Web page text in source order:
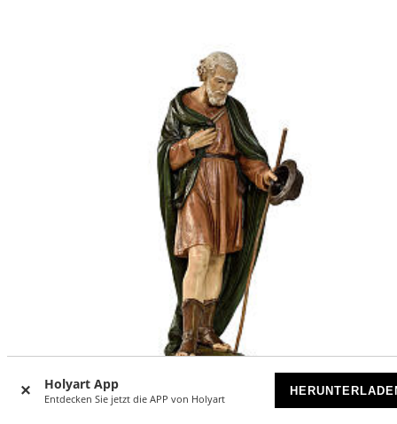
Holyart App
Entdecken Sie jetzt die APP von Holyart